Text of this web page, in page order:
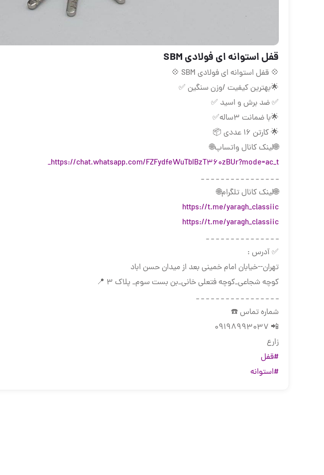
قفل استوانه ای فولادی SBM
💠 قفل استوانه ای فولادی SBM 💠
🌟بهترین کیفیت /وزن سنگین ✅
✅ ضد برش و اسید ✅
🌟با ضمانت ۳ساله✅
🌐لینک کانال واتساپ🌐
https://chat.whatsapp.com/FZFydfeWuTbIBzT360zBUr?mode=ac_t_
_ _ _ _ _ _ _ _ _ _ _ _ _ _ _ _
🌐لینک کانال تلگرام🌐
https://t.me/yaragh_classiic
https://t.me/yaragh_classiic
_ _ _ _ _ _ _ _ _ _ _ _ _ _ _
✅ آدرس :
تهران--خیابان امام خمینی بعد از میدان حسن اباد
کوچه شجاعی_کوچه فتعلی خانی_بن بست سوم_ پلاک 3 📍
_ _ _ _ _ _ _ _ _ _ _ _ _ _ _ _ _
شماره تماس ☎️